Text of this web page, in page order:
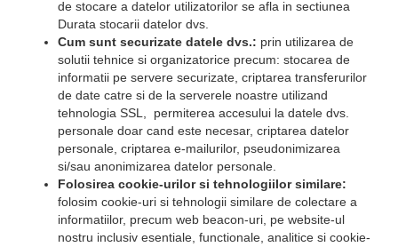
de stocare a datelor utilizatorilor se afla in sectiunea
Durata stocarii datelor dvs.
Cum sunt securizate datele dvs.: prin utilizarea de
solutii tehnice si organizatorice precum: stocarea de
informatii pe servere securizate, criptarea transferurilor
de date catre si de la serverele noastre utilizand
tehnologia SSL, permiterea accesului la datele dvs.
personale doar cand este necesar, criptarea datelor
personale, criptarea e-mailurilor, pseudonimizarea
si/sau anonimizarea datelor personale.
Folosirea cookie-urilor si tehnologiilor similare:
folosim cookie-uri si tehnologii similare de colectare a
informatiilor, precum web beacon-uri, pe website-ul
nostru inclusiv esentiale, functionale, analitice si cookie-